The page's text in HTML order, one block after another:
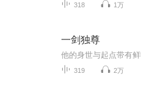
318 1万
一剑独尊
319 2万